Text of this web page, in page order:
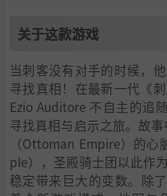
关于这款游戏
当刺客没有对手的时候，
寻找真相！在最新一代《
Ezio Auditore 不自主的追
寻找真相与启示之旅。故
（Ottoman Empire）的
ple），圣殿骑士团以此作
稳定带来巨大的变数。除